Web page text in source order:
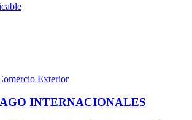
Exterior
INTERNACIONALES